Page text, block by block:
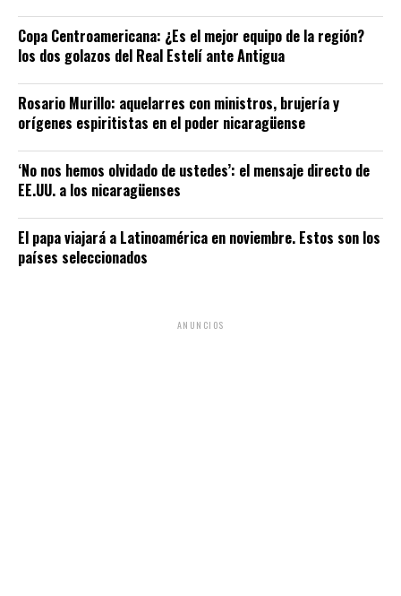
Copa Centroamericana: ¿Es el mejor equipo de la región?
los dos golazos del Real Estelí ante Antigua
Rosario Murillo: aquelarres con ministros, brujería y
orígenes espiritistas en el poder nicaragüense
‘No nos hemos olvidado de ustedes’: el mensaje directo de
EE.UU. a los nicaragüenses
El papa viajará a Latinoamérica en noviembre. Estos son los
países seleccionados
ANUNCIOS